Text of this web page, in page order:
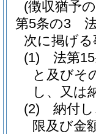
(徴収猶予
第5条の3
次に掲げ
(1)
法第
と及びそ
し、又は
(2)
納付
限及び金